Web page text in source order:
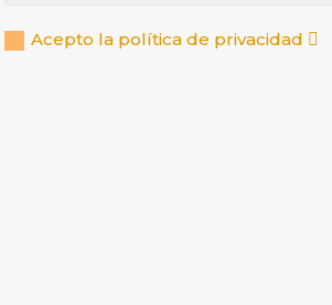
Acepto la política de privacidad